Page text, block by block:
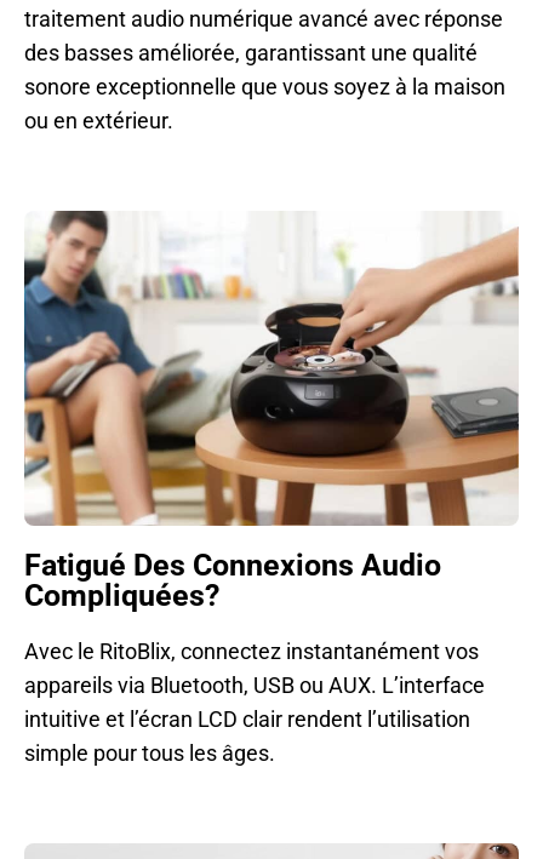
traitement audio numérique avancé avec réponse
des basses améliorée, garantissant une qualité
sonore exceptionnelle que vous soyez à la maison
ou en extérieur.
Fatigué Des Connexions Audio
Compliquées?
Avec le RitoBlix, connectez instantanément vos
appareils via Bluetooth, USB ou AUX. L’interface
intuitive et l’écran LCD clair rendent l’utilisation
simple pour tous les âges.